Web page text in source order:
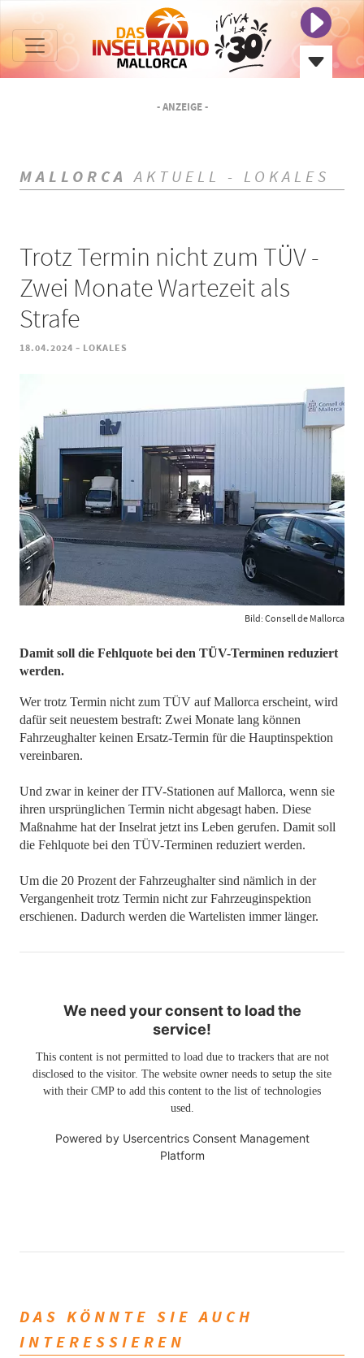
- ANZEIGE -
MALLORCA AKTUELL - LOKALES
Trotz Termin nicht zum TÜV -
Zwei Monate Wartezeit als
Strafe
18.04.2024 - LOKALES
Bild: Consell de Mallorca
Damit soll die Fehlquote bei den TÜV-Terminen reduziert
werden.
Wer trotz Termin nicht zum TÜV auf Mallorca erscheint, wird
dafür seit neuestem bestraft: Zwei Monate lang können
Fahrzeughalter keinen Ersatz-Termin für die Hauptinspektion
vereinbaren.
Und zwar in keiner der ITV-Stationen auf Mallorca, wenn sie
ihren ursprünglichen Termin nicht abgesagt haben. Diese
Maßnahme hat der Inselrat jetzt ins Leben gerufen. Damit soll
die Fehlquote bei den TÜV-Terminen reduziert werden.
Um die 20 Prozent der Fahrzeughalter sind nämlich in der
Vergangenheit trotz Termin nicht zur Fahrzeuginspektion
erschienen. Dadurch werden die Wartelisten immer länger.
We need your consent to load the
service!
This content is not permitted to load due to trackers that are not
disclosed to the visitor. The website owner needs to setup the site
with their CMP to add this content to the list of technologies
used.
Powered by Usercentrics Consent Management
Platform
DAS KÖNNTE SIE AUCH
INTERESSIEREN